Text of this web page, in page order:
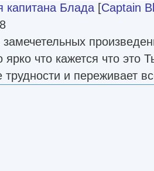
капитана Блада [Captain
ярко что кажется что это
трудности и переживает